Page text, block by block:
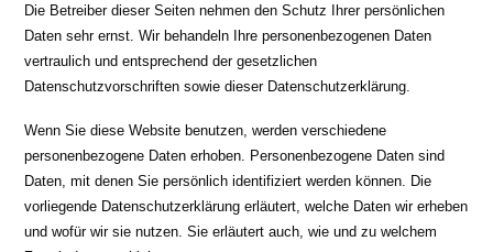
Die Betreiber dieser Seiten nehmen den Schutz Ihrer persönlichen
Daten sehr ernst. Wir behandeln Ihre personenbezogenen Daten
vertraulich und entsprechend der gesetzlichen
Datenschutzvorschriften sowie dieser Datenschutzerklärung.
Wenn Sie diese Website benutzen, werden verschiedene
personenbezogene Daten erhoben. Personenbezogene Daten sind
Daten, mit denen Sie persönlich identifiziert werden können. Die
vorliegende Datenschutzerklärung erläutert, welche Daten wir erheben
und wofür wir sie nutzen. Sie erläutert auch, wie und zu welchem